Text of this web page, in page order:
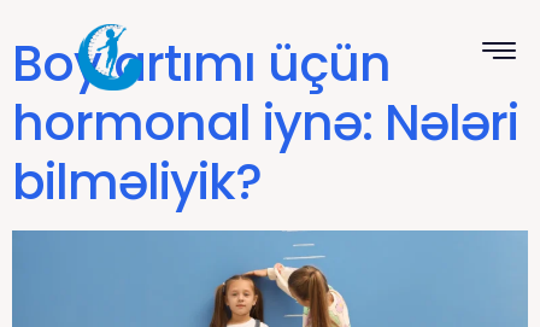
Boy artımı üçün
hormonal iynə: Nələri
bilməliyik?